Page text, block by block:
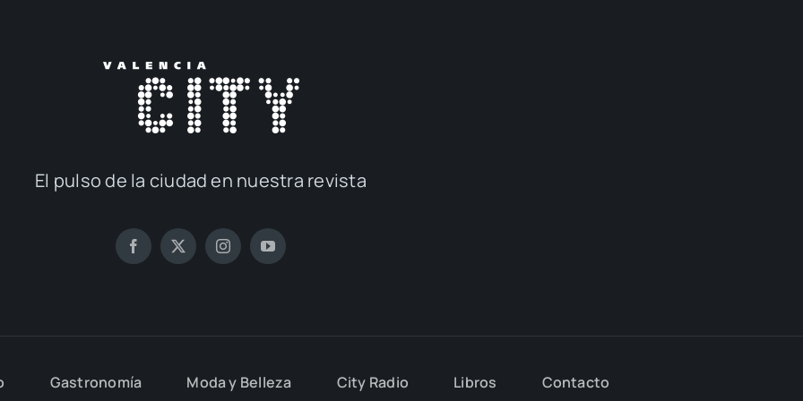
El pul­so de la ciu­dad en nues­tra revis­ta
Gas­tro­no­mía Moda y Belle­za City Radio Libros Con­tac­to